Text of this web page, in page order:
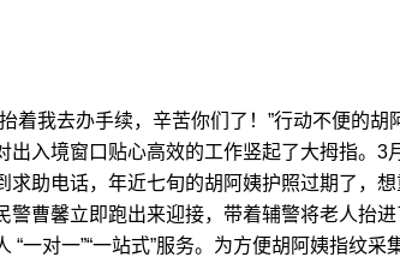
我去办手续，辛苦你们了！”行动不便的胡
出入境窗口贴心高效的工作竖起了大拇指。3
求助电话，年近七旬的胡阿姨护照过期了，
警曹馨立即跑出来迎接，带着辅警将老人抬进
“一对一”“一站式”服务。为方便胡阿姨指纹采